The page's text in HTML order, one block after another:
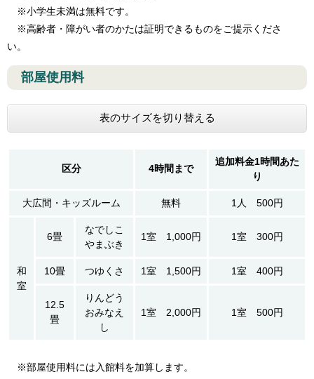
※小学生未満は無料です。
※高齢者・障がい者のかたは証明できるものをご提示くださ
い。
部屋使用料
表のサイズを切り替える
区分 4時間まで
追加料金1時間あた
り
大広間・キッズルーム 無料 1人 500円
和
室
6畳
なでしこ
やまぶき
1室 1,000円 1室 300円
10畳 つゆくさ 1室 1,500円 1室 400円
12.5
畳
りんどう
おみなえ
し
1室 2,000円 1室 500円
※部屋使用料には入館料を加算します。